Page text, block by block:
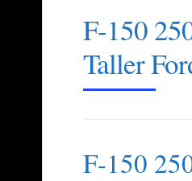
F-150
Taller
F-150